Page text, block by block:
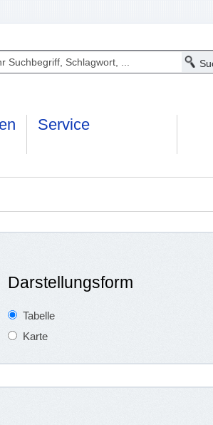
Service
Darstellungsform
Tabelle
Karte